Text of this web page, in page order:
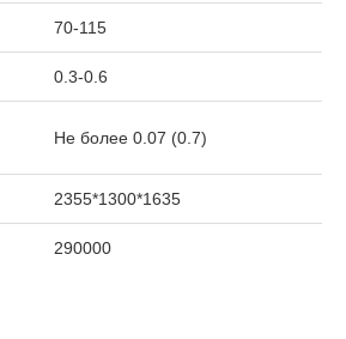
70-115
0.3-0.6
Не более 0.07 (0.7)
2355*1300*1635
290000